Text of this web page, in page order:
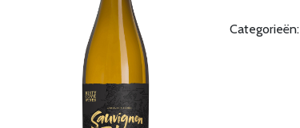
Sauvignon
Categorieën: